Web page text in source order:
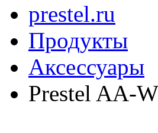
prestel.ru
Продукты
Аксессуары
Prestel AA-